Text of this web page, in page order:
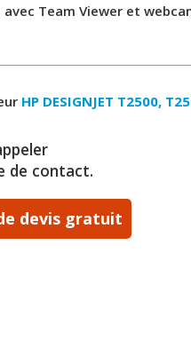
Team Viewer et
HP DESIGNJET T2500,
de contact.
devis gratuit